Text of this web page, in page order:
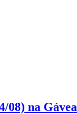
08) na Gávea